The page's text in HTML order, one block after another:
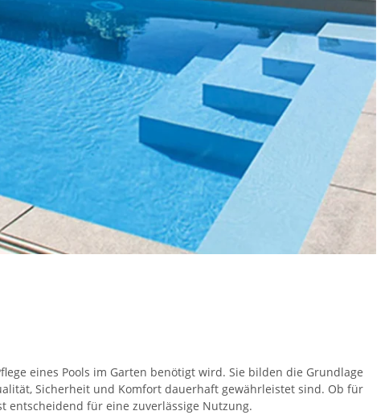
eines Pools im Garten benötigt wird. Sie bilden die Grundlage
Sicherheit und Komfort dauerhaft gewährleistet sind. Ob für
entscheidend für eine zuverlässige Nutzung.